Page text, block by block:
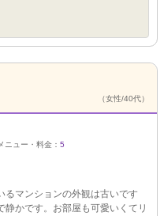
（女性/40代）
メニュー・料金： 5
るマンションの外観は古いです
かです。お部屋も可愛いくてリ